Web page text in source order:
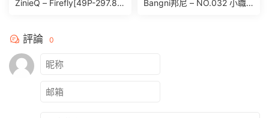
ZinieQ – Firefly[49P-297.8
Bangni邦尼 – NO.032 小職
評論 0